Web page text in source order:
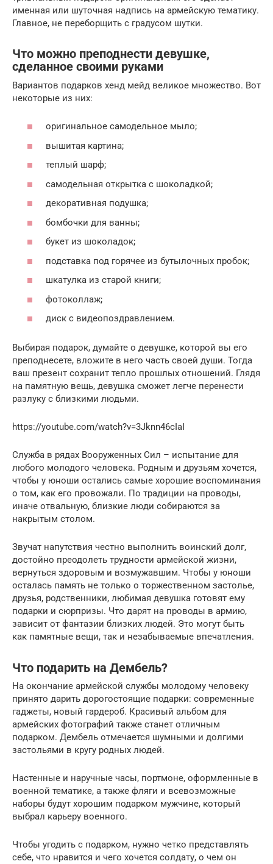
именная или шуточная надпись на армейскую тематику.
Главное, не переборщить с градусом шутки.
Что можно преподнести девушке,
сделанное своими руками
Вариантов подарков хенд мейд великое множество. Вот
некоторые из них:
оригинальное самодельное мыло;
вышитая картина;
теплый шарф;
самодельная открытка с шоколадкой;
декоративная подушка;
бомбочки для ванны;
букет из шоколадок;
подставка под горячее из бутылочных пробок;
шкатулка из старой книги;
фотоколлаж;
диск с видеопоздравлением.
Выбирая подарок, думайте о девушке, которой вы его
преподнесете, вложите в него часть своей души. Тогда
ваш презент сохранит тепло прошлых отношений. Глядя
на памятную вещь, девушка сможет легче перенести
разлуку с близкими людьми.
https://youtube.com/watch?v=3Jknn46cIaI
Служба в рядах Вооруженных Сил – испытание для
любого молодого человека. Родным и друзьям хочется,
чтобы у юноши остались самые хорошие воспоминания
о том, как его провожали. По традиции на проводы,
иначе отвальную, близкие люди собираются за
накрытым столом.
Звучат напутствия честно выполнить воинский долг,
достойно преодолеть трудности армейской жизни,
вернуться здоровым и возмужавшим. Чтобы у юноши
осталась память не только о торжественном застолье,
друзья, родственники, любимая девушка готовят ему
подарки и сюрпризы. Что дарят на проводы в армию,
зависит от фантазии близких людей. Это могут быть
как памятные вещи, так и незабываемые впечатления.
Что подарить на Дембель?
На окончание армейской службы молодому человеку
принято дарить дорогостоящие подарки: современные
гаджеты, новый гардероб. Красивый альбом для
армейских фотографий также станет отличным
подарком. Дембель отмечается шумными и долгими
застольями в кругу родных людей.
Настенные и наручные часы, портмоне, оформленные в
военной тематике, а также фляги и всевозможные
наборы будут хорошим подарком мужчине, который
выбрал карьеру военного.
Чтобы угодить с подарком, нужно четко представлять
себе, что нравится и чего хочется солдату, о чем он